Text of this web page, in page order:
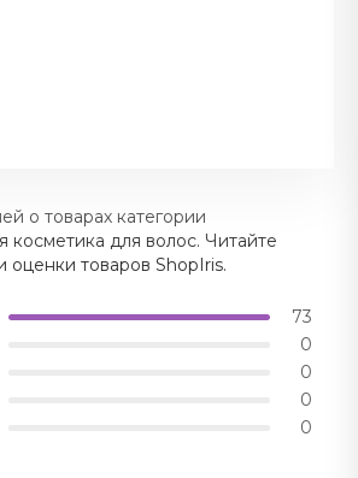
о товарах категории
косметика для волос. Читайте
оценки товаров ShopIris.
73
0
0
0
0